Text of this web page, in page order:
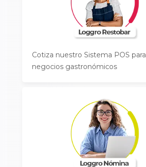
Cotiza nuestro Sistema POS para
negocios gastronómicos